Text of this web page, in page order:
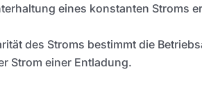
eines konstanten Stroms
des Stroms bestimmt die
Strom einer Entladung.